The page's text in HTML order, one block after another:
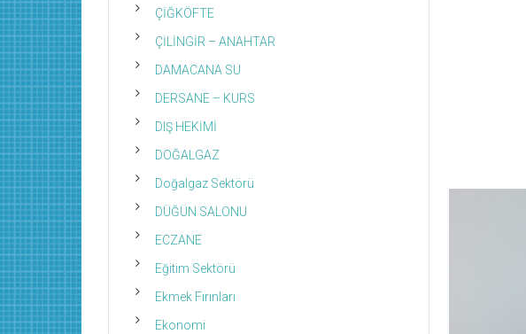
ÇİĞKÖFTE
ÇİLİNGİR – ANAHTAR
DAMACANA SU
DERSANE – KURS
DIŞ HEKİMİ
DOĞALGAZ
Doğalgaz Sektörü
DÜĞÜN SALONU
ECZANE
Eğitim Sektörü
Ekmek Fırınları
Ekonomi